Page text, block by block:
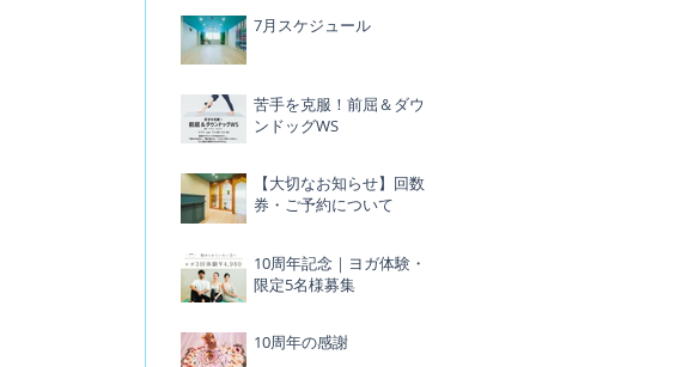
7月スケジュール
苦手を克服！前屈＆ダウ
ンドッグWS
【大切なお知らせ】回数
券・ご予約について
10周年記念｜ヨガ体験・
限定5名様募集
10周年の感謝